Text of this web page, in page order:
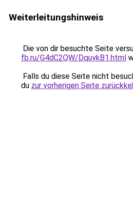
Weiterleitungshinweis
Die von dir besuchte Seite
fb.ru/G4dC2QW/DquykB1.html
Falls du diese Seite nicht
du zur vorherigen Seite